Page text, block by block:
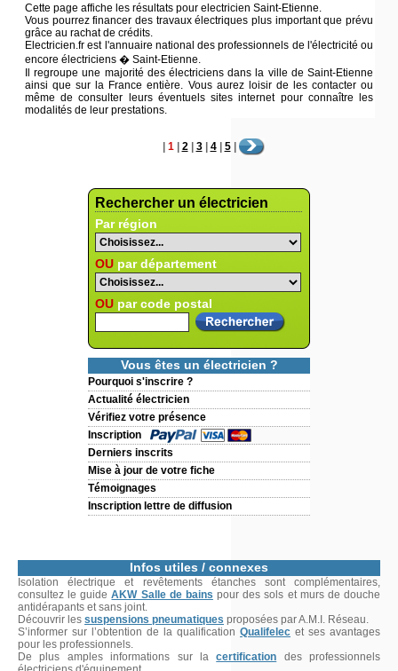
Rechercher un électricien
Par région
OU par département
OU par code postal
Vous êtes un électricien ?
Pourquoi s'inscrire ?
Actualité électricien
Vérifiez votre présence
Inscription
Derniers inscrits
Mise à jour de votre fiche
Témoignages
Inscription lettre de diffusion
Cette page affiche les résultats pour electricien Saint-Etienne.
Vous pourrez financer des travaux électriques plus important que prévu
grâce au rachat de crédits.
Electricien.fr est l'annuaire national des professionnels de l'électricité ou
encore électriciens � Saint-Etienne.
Il regroupe une majorité des électriciens dans la ville de Saint-Etienne
ainsi que sur la France entière. Vous aurez loisir de les contacter ou
même de consulter leurs éventuels sites internet pour connaître les
modalités de leur prestations.
| 1 | 2 | 3| 4| 5|
Infos utiles / connexes
Isolation électrique et revêtements étanches sont complémentaires,
consultez le guideAKW Salle de bains pour des sols et murs de douche
antidérapants et sans joint.
Découvrir les suspensions pneumatiques proposées par A.M.I. Réseau.
S’informer sur l’obtention de la qualification Qualifelec et ses avantages
pour les professionnels.
De plus amples informations sur lacertification des professionnels